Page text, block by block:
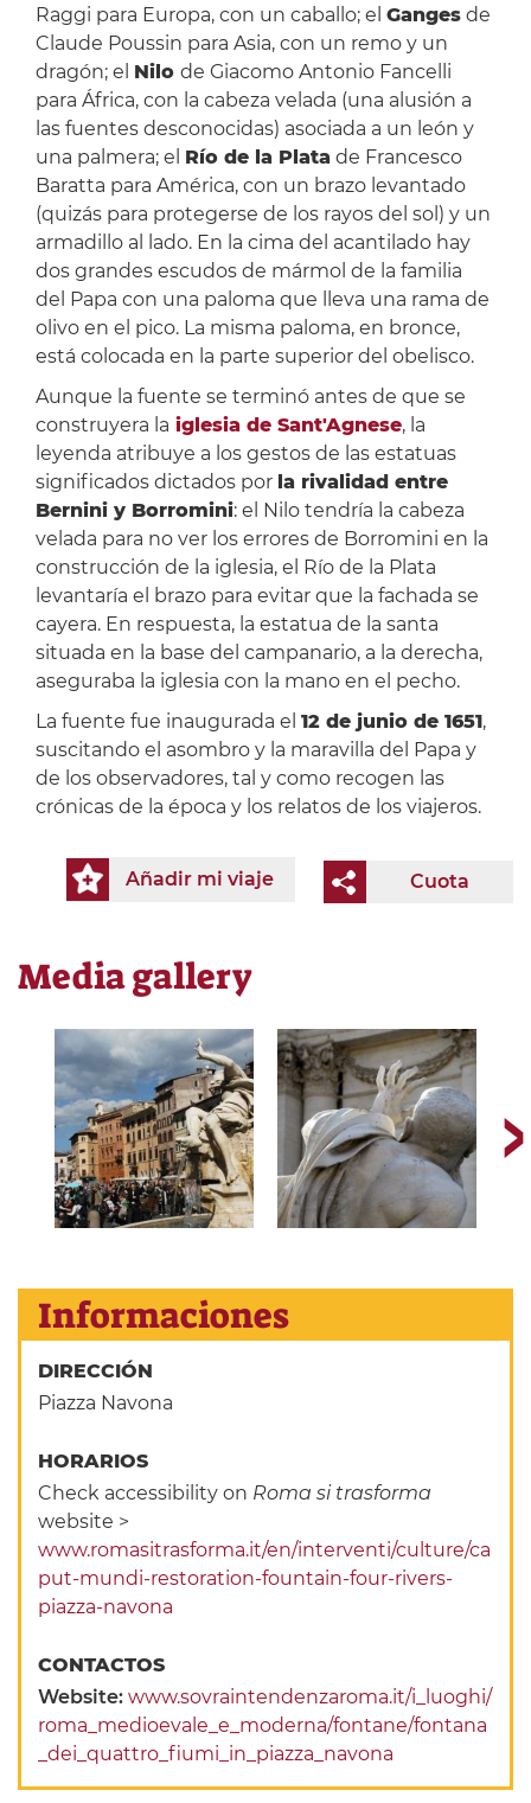
Raggi para Europa, con un caballo; el Gangesde
Claude Poussin para Asia, con un remo y un
dragón; el Nilo de Giacomo Antonio Fancelli
para África, con la cabeza velada (una alusión a
las fuentes desconocidas) asociada a un león y
una palmera; el Río de la Plata de Francesco
Baratta para América, con un brazo levantado
(quizás para protegerse de los rayos del sol) y un
armadillo al lado. En la cima del acantilado hay
dos grandes escudos de mármol de la familia
del Papa con una paloma que lleva una rama de
olivo en el pico. La misma paloma, en bronce,
está colocada en la parte superior del obelisco.
Aunque la fuente se terminó antes de que se
construyera la iglesia de Sant'Agnese, la
leyenda atribuye a los gestos de las estatuas
significados dictados por la rivalidad entre
Bernini y Borromini: el Nilo tendría la cabeza
velada para no ver los errores de Borromini en la
construcción de la iglesia, el Río de la Plata
levantaría el brazo para evitar que la fachada se
cayera. En respuesta, la estatua de la santa
situada en la base del campanario, a la derecha,
aseguraba la iglesia con la mano en el pecho.
La fuente fue inaugurada el 12 de junio de 1651,
suscitando el asombro y la maravilla del Papa y
de los observadores, tal y como recogen las
crónicas de la época y los relatos de los viajeros.
Cuota
Añadir mi viaje
Media gallery
Informaciones
DIRECCIÓN
Piazza Navona
HORARIOS
Check accessibility on Roma si trasforma
website >
www.romasitrasforma.it/en/interventi/culture/ca
put-mundi-restoration-fountain-four-rivers-
piazza-navona
CONTACTOS
Website:www.sovraintendenzaroma.it/i_luoghi/
roma_medioevale_e_moderna/fontane/fontana
_dei_quattro_fiumi_in_piazza_navona